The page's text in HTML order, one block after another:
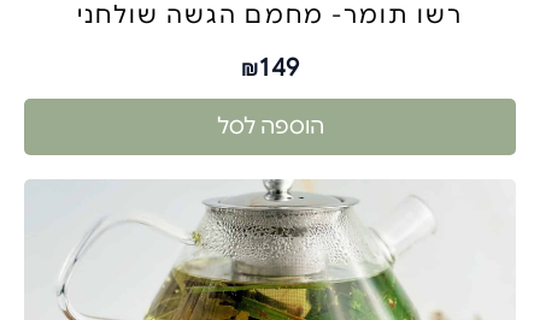
רשו תומר- מחמם הגשה שולחני
₪149
הוספה לסל